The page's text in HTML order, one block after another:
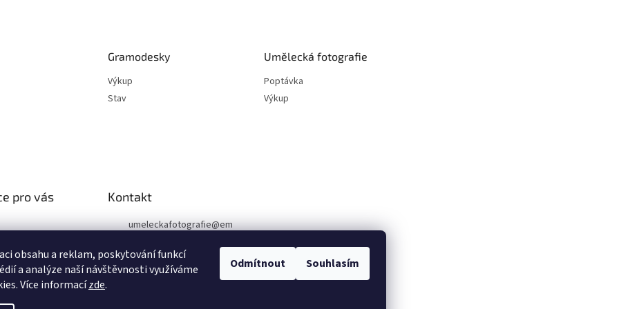
obsahu a reklam, poskytování funkcí
a analýze naší návštěvnosti využíváme
Více informacízde.
Odmítnout Souhlasím
Gramodesky
Výkup
Stav
Umělecká fotografie
Poptávka
Výkup
pro vás
osobních
Kontakt
umeleckafotografie@em
+420 602 394 546
Facebook